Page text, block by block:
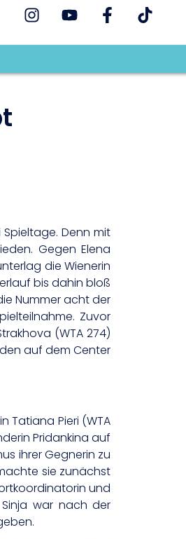
Spieltage. Denn mit
Gegen Elena
die Wienerin
bis dahin bloß
Nummer acht der
Zuvor
(WTA 274)
auf dem Center
Tatiana Pieri (WTA
Pridankina auf
ihrer Gegnerin zu
sie zunächst
und
war nach der